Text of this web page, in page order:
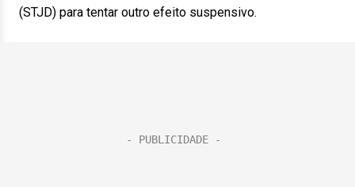
(STJD) para tentar outro efeito suspensivo.